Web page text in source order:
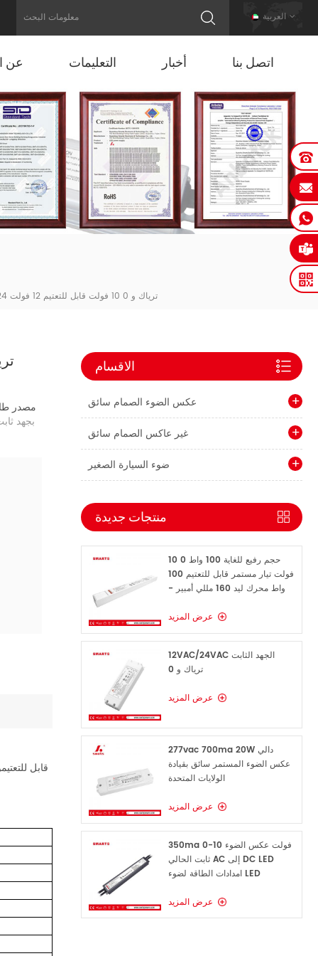
العربية
عن التعليمات أخبار اتصل بنا
48 واط مقاوم للماء IP65 ترياك و 0 10 فولت قابل للتعتيم 12 فولت 24 فولت سائق ليد للاستخدام الخارجي
مصدر طاقة ليد
مصدر طاقة 48 واط ترياك و 0 10 فولت LED قابل للتعتيم
الاقسام
عكس الضوء الصمام سائق
غير عاكس الصمام سائق
ضوء السيارة الصغير
منتجات جديدة
حجم رفيع للغاية 100 واط 0 10
فولت تيار مستمر قابل للتعتيم 100
واط محرك ليد 160 مللي أمبير -
عرض المزيد
12VAC/24VAC الجهد الثابت
ترياك و 0
عرض المزيد
277vac 700ma 20W دالي
عكس الضوء المستمر سائق بقيادة
الولايات المتحدة
عرض المزيد
350ma 0-10 فولت عكس الضوء
ثابت الحالي AC إلى DC LED
امدادات الطاقة لضوء LED
عرض المزيد